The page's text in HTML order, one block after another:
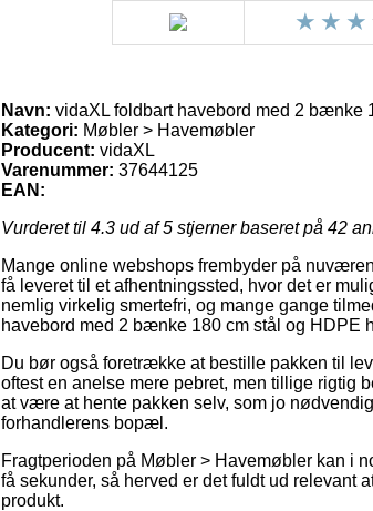
Navn: vidaXL foldbart havebord med 2 bænke
Kategori: Møbler > Havemøbler
Producent: vidaXL
Varenummer: 37644125
EAN:
Vurderet til 4.3 ud af 5 stjerner baseret på 42
Mange online webshops frembyder på
få leveret til et afhentningssted, hvor det er
nemlig virkelig smertefri, og mange gange
havebord med 2 bænke 180 cm stål og HDPE
Du bør også foretrække at bestille pakken til
oftest en anelse mere pebret, men tillige rigtig
at være at hente pakken selv, som jo
forhandlerens bopæl.
Fragtperioden på Møbler > Havemøbler kan i
få sekunder, så herved er det fuldt ud relevant
produkt.